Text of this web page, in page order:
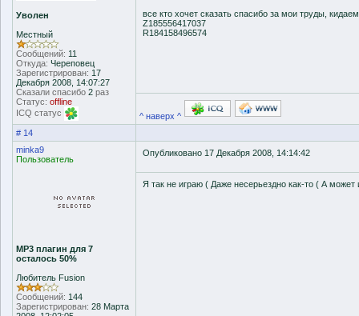
Уволен
Местный
Сообщений: 11
Откуда: Череповец
Зарегистрирован: 17
Декабря 2008, 14:07:27
Сказали спасибо 2 раз
Статус: offline
ICQ статус
все кто хочет сказать спасибо за мои труды,
Z185556417037
R184158496574
^ наверх ^
# 14
minka9
Пользователь
MP3 плагин для 7
осталось 50%
Любитель Fusion
Сообщений: 144
Зарегистрирован: 28 Марта
Опубликовано 17 Декабря 2008, 14:14:42
Я так не играю ( Даже несерьездно как-то ( А может